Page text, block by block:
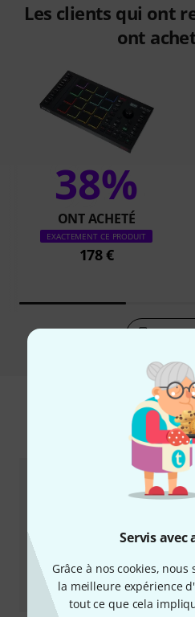
Servis avec
Grâce à nos cookies,
la meilleure expérience
tout ce que cela
Les clients qui ont
ont
38%
ONT ACHETÉ
EXACTEMENT CE PRODUIT
178 €
Accessoires &